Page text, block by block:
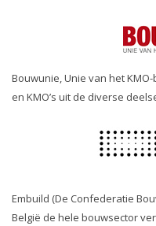
Bouwunie, Unie van het
en KMO’s uit de diverse
Embuild (De Confederatie
België de hele bouwsector